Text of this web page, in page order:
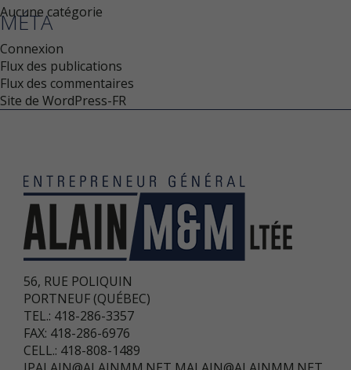
Aucune catégorie
MÉTA
Connexion
Flux des publications
Flux des commentaires
Site de WordPress-FR
56, RUE POLIQUIN
PORTNEUF (QUÉBEC)
TEL.: 418-286-3357
FAX: 418-286-6976
CELL.: 418-808-1489